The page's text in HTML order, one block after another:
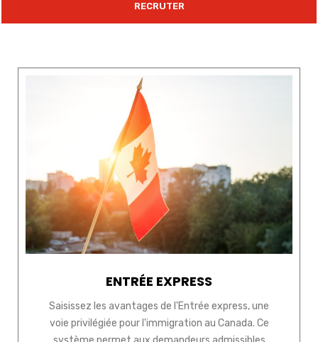
RECRUTER
ENTRÉE EXPRESS
Saisissez les avantages de l'Entrée express, une
voie privilégiée pour l'immigration au Canada. Ce